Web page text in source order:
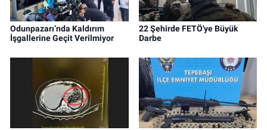
Odunpazarı’nda Kaldırım
İşgallerine Geçit Verilmiyor
22 Şehirde FETÖ'ye Büyük
Darbe